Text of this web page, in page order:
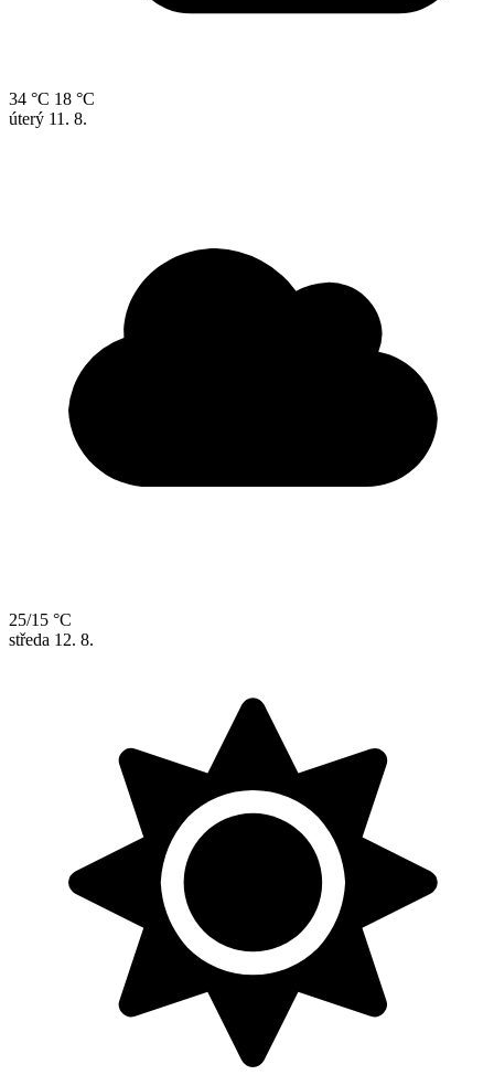
34 °C 18 °C
úterý 11. 8.
25/15 °C
středa 12. 8.